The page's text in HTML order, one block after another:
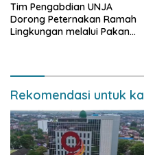
Tim Pengabdian UNJA
Dorong Peternakan Ramah
Lingkungan melalui Pakan
Rekomendasi untuk